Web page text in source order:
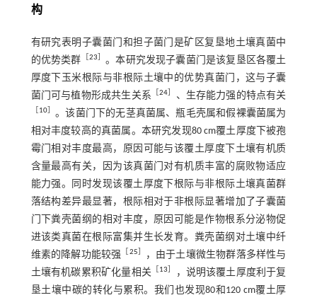
构
有研究表明子囊菌门和担子菌门是矿区复垦地土壤真菌中
的优势类群
23
。本研究发现子囊菌门是该复垦区各覆土
厚度下玉米根际与非根际土壤中的优势真菌门，这与子囊
菌门可与植物形成共生关系 ［24 、生存能力强的特点有关
10］ 。该菌门下的无茎真菌属、瓶毛壳属和假裸囊菌属为
相对丰度较高的真菌属。本研究发现80 cm覆土厚度下被孢
霉门相对丰度最高，原因可能与该覆土厚度下土壤有机质
含量最高有关，因为该真菌门对有机质丰富的腐败物适应
能力强。同时发现该覆土厚度下根际与非根际土壤真菌群
落结构差异最显著，根际相对于非根际显著增加了子囊菌
门下粪壳菌纲的相对丰度，原因可能是作物根系分泌物促
进该类真菌在根际富集并生长发育。粪壳菌纲对土壤中纤
维素的降解功能较强
25
，由于土壤微生物群落多样性与
土壤有机碳累积矿化量相关
13
，说明该覆土厚度利于复
垦土壤中碳的转化与累积。我们也发现80和120 cm覆土厚